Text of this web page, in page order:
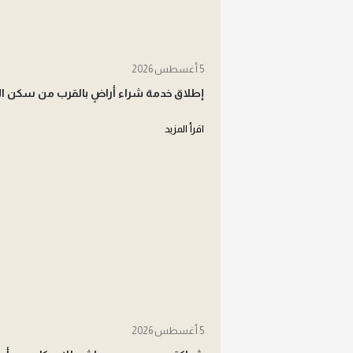
5 أغسطس 2026
إطلاق خدمة شراء أراضٍ بالقرب من سكن
اقرأ المزيد
5 أغسطس 2026